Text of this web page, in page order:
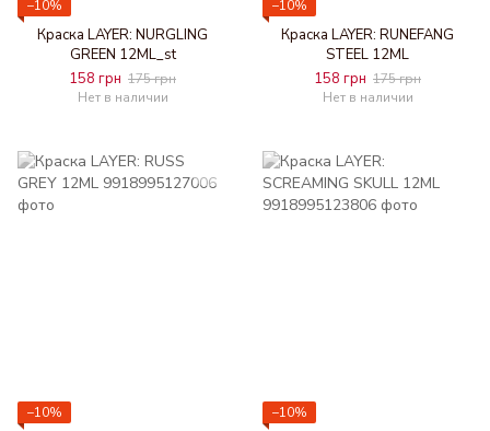
−10%
Краска LAYER: NURGLING
GREEN 12ML_st
158 грн 175 грн
Нет в наличии
−10%
Краска LAYER: RUNEFANG
STEEL 12ML
158 грн 175 грн
Нет в наличии
−10% −10%